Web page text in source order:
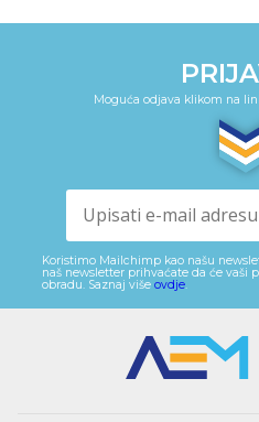
Moguća odjava klikom na
Koristimo Mailchimp kao našu
naš newsletter prihvaćate da će
obradu. Saznaj više ovdje.